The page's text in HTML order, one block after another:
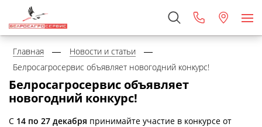
Главная
Новости и статьи
Белросагросервис объявляет новогодний конкурс!
Белросагросервис объявляет
новогодний конкурс!
С 14 по 27 декабря принимайте участие в конкурсе от